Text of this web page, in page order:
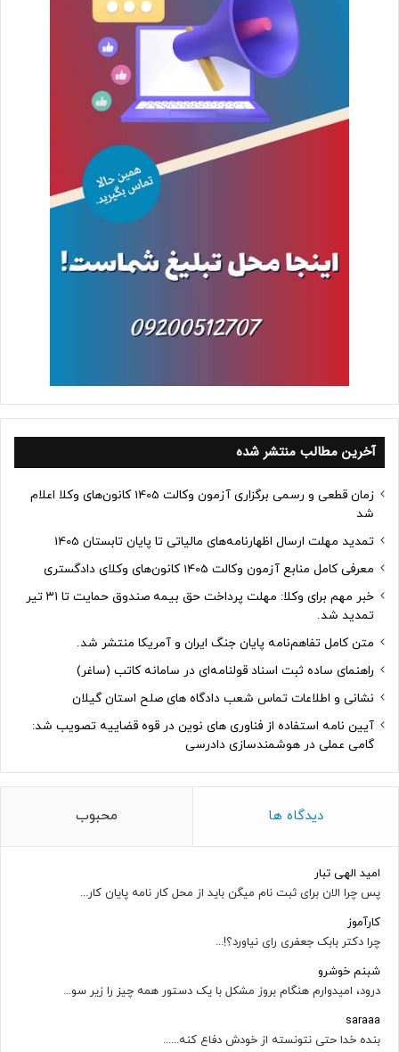
آخرین مطالب منتشر شده
زمان قطعی و رسمی برگزاری آزمون وکالت 1405 کانون‌های وکلا اعلام
شد
تمدید مهلت ارسال اظهارنامه‌های مالیاتی تا پایان تابستان 1405
معرفی کامل منابع آزمون وکالت 1405 کانون‌های وکلای دادگستری
خبر مهم برای وکلا: مهلت پرداخت حق بیمه صندوق حمایت تا ۳۱ تیر
تمدید شد.
متن کامل تفاهم‌نامه پایان جنگ ایران و آمریکا منتشر شد.
راهنمای ساده ثبت اسناد قولنامه‌ای در سامانه کاتب (ساغر)
نشانی و اطلاعات تماس شعب دادگاه های صلح استان گیلان
آیین نامه استفاده از فناوری های نوین در قوه قضاییه تصویب شد:
گامی عملی در هوشمندسازی دادرسی
دیدگاه ها محبوب
امید الهی تبار
پس چرا الان برای ثبت نام میگن باید از محل کار نامه پایان کار...
کارآموز
چرا دکتر بابک جعفری رای نیاورد؟!...
شبنم خوشرو
درود، امیدوارم هنگام بروز مشکل با یک دستور همه چیز را زیر سو...
saraaa
بنده خدا حتی نتونسته از خودش دفاع کنه......